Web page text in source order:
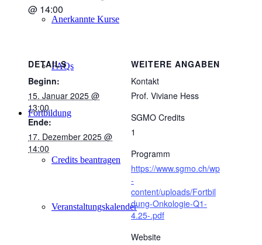
Anerkannte Kurse
FAQs
Fortbildung
Credits beantragen
Veranstaltungskalender
@ 14:00
DETAILS
Beginn:
15. Januar 2025 @
13:00
Ende:
17. Dezember 2025 @
14:00
WEITERE ANGABEN
Kontakt
Prof. Viviane Hess
SGMO Credits
1
Programm
https://www.sgmo.ch/wp
-
content/uploads/Fortbil
dung-Onkologie-Q1-
4.25-.pdf
Website